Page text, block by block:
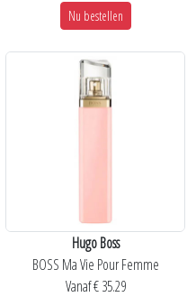
Nu bestellen
Hugo Boss
BOSS Ma Vie Pour Femme
Vanaf € 35.29